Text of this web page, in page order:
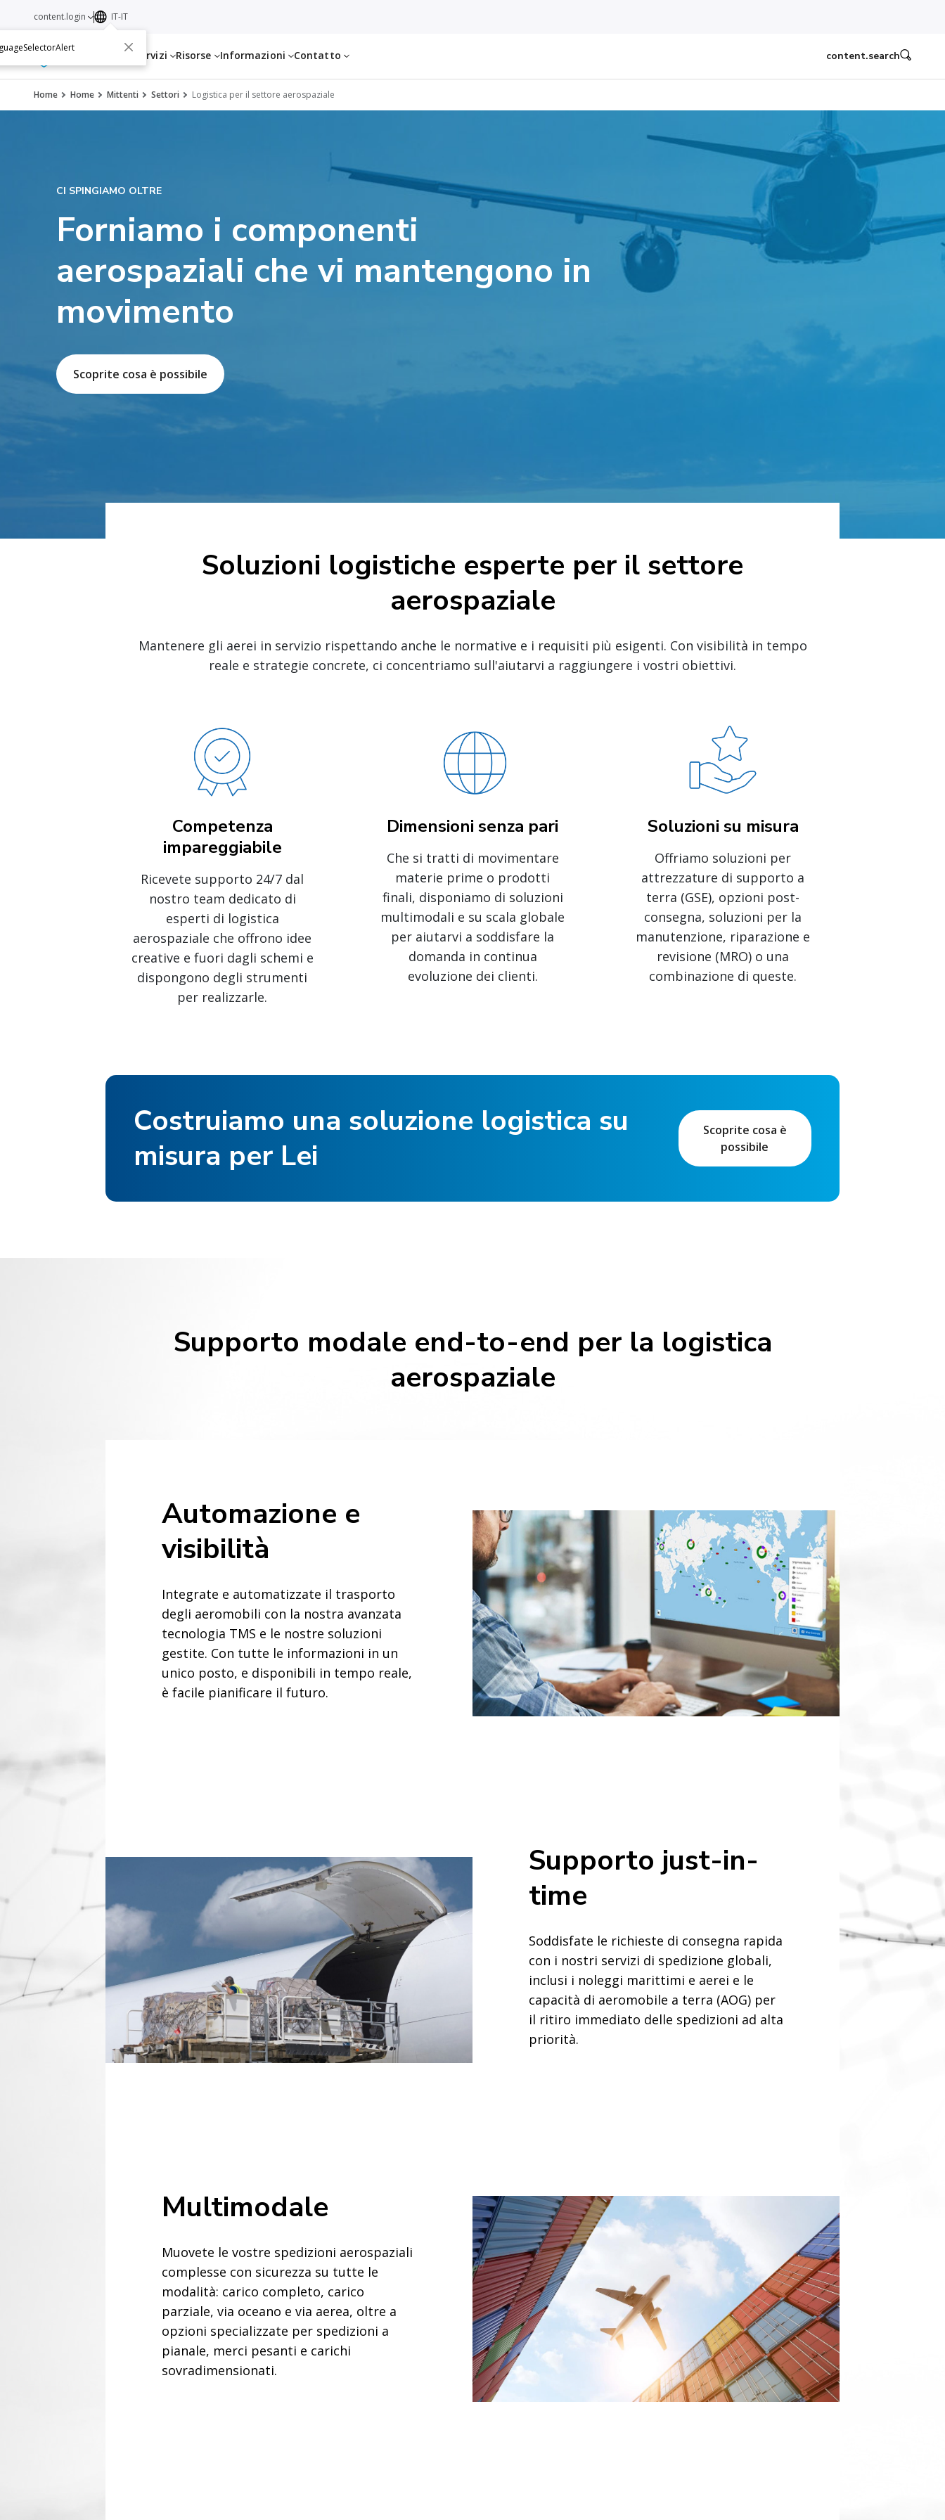
Servizi Risorse Informazioni Contatto
content.login IT-IT
content.search
Home Home Mittenti Settori Logistica per il settore aerospaziale
CI SPINGIAMO OLTRE
Forniamo i componenti
aerospaziali che vi mantengono in
movimento
Scoprite cosa è possibile
Soluzioni logistiche esperte per il settore
aerospaziale
Mantenere gli aerei in servizio rispettando anche le normative e i requisiti più esigenti. Con visibilità in tempo
reale e strategie concrete, ci concentriamo sull'aiutarvi a raggiungere i vostri obiettivi.
Competenza
impareggiabile
Ricevete supporto 24/7 dal
nostro team dedicato di
esperti di logistica
aerospaziale che offrono idee
creative e fuori dagli schemi e
dispongono degli strumenti
per realizzarle.
Dimensioni senza pari
Che si tratti di movimentare
materie prime o prodotti
finali, disponiamo di soluzioni
multimodali e su scala globale
per aiutarvi a soddisfare la
domanda in continua
evoluzione dei clienti.
Soluzioni su misura
Offriamo soluzioni per
attrezzature di supporto a
terra (GSE), opzioni post-
consegna, soluzioni per la
manutenzione, riparazione e
revisione (MRO) o una
combinazione di queste.
Costruiamo una soluzione logistica su
misura per Lei
Scoprite cosa è
possibile
Supporto modale end-to-end per la logistica
aerospaziale
Automazione e
visibilità
Integrate e automatizzate il trasporto
degli aeromobili con la nostra avanzata
tecnologia TMS e le nostre soluzioni
gestite. Con tutte le informazioni in un
unico posto, e disponibili in tempo reale,
è facile pianificare il futuro.
Supporto just-in-
time
Soddisfate le richieste di consegna rapida
con i nostri servizi di spedizione globali,
inclusi i noleggi marittimi e aerei e le
capacità di aeromobile a terra (AOG) per
il ritiro immediato delle spedizioni ad alta
priorità.
Multimodale
Muovete le vostre spedizioni aerospaziali
complesse con sicurezza su tutte le
modalità: carico completo, carico
parziale, via oceano e via aerea, oltre a
opzioni specializzate per spedizioni a
pianale, merci pesanti e carichi
sovradimensionati.